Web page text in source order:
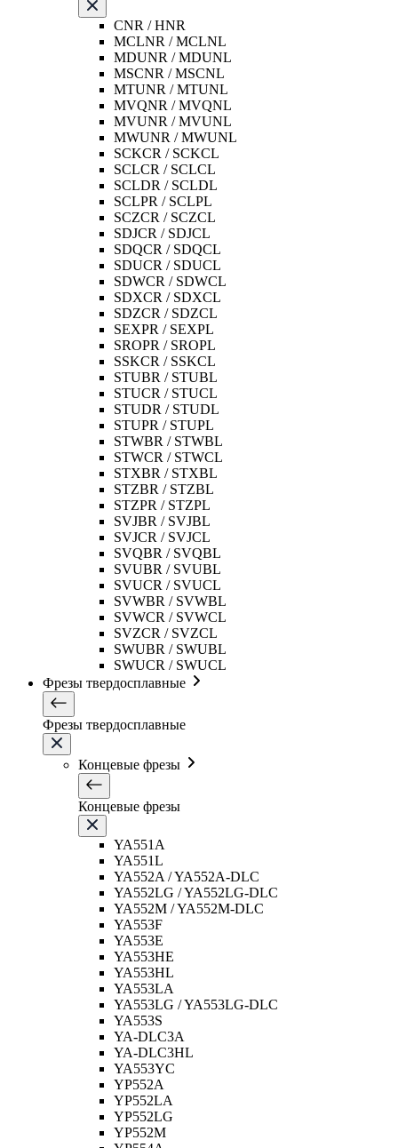
CNR / HNR
MCLNR / MCLNL
MDUNR / MDUNL
MSCNR / MSCNL
MTUNR / MTUNL
MVQNR / MVQNL
MVUNR / MVUNL
MWUNR / MWUNL
SCKCR / SCKCL
SCLCR / SCLCL
SCLDR / SCLDL
SCLPR / SCLPL
SCZCR / SCZCL
SDJCR / SDJCL
SDQCR / SDQCL
SDUCR / SDUCL
SDWCR / SDWCL
SDXCR / SDXCL
SDZCR / SDZCL
SEXPR / SEXPL
SROPR / SROPL
SSKCR / SSKCL
STUBR / STUBL
STUCR / STUCL
STUDR / STUDL
STUPR / STUPL
STWBR / STWBL
STWCR / STWCL
STXBR / STXBL
STZBR / STZBL
STZPR / STZPL
SVJBR / SVJBL
SVJCR / SVJCL
SVQBR / SVQBL
SVUBR / SVUBL
SVUCR / SVUCL
SVWBR / SVWBL
SVWCR / SVWCL
SVZCR / SVZCL
SWUBR / SWUBL
SWUCR / SWUCL
Фрезы твердосплавные
Фрезы твердосплавные
Концевые фрезы
Концевые фрезы
YA551A
YA551L
YA552A / YA552A-DLC
YA552LG / YA552LG-DLC
YA552M / YA552M-DLC
YA553F
YA553E
YA553HE
YA553HL
YA553LA
YA553LG / YA553LG-DLC
YA553S
YA-DLC3A
YA-DLC3HL
YA553YC
YP552A
YP552LA
YP552LG
YP552M